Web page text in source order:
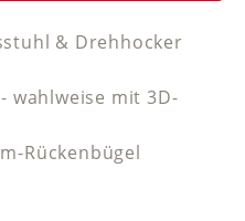
& Drehhocker
wahlweise mit 3D-
Rückenbügel